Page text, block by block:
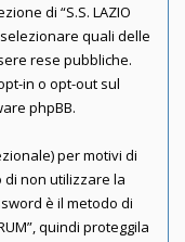
di “S.S. LAZIO
selezionare quali delle
rese pubbliche.
in o opt-out sul
phpBB.
per motivi di
di non utilizzare la
è il metodo di
quindi proteggila